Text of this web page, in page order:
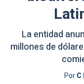
La entidad
millones de
PorC